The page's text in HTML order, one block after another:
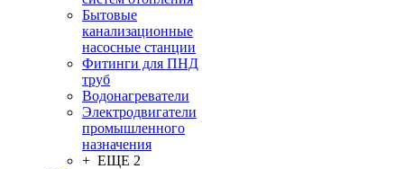
Бытовые
канализационные
насосные станции
Фитинги для ПНД
труб
Водонагреватели
Электродвигатели
промышленного
назначения
+ ЕЩЕ 2